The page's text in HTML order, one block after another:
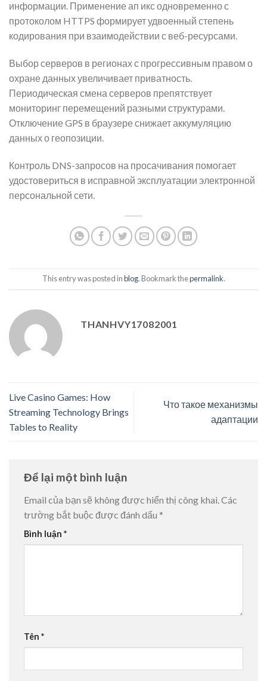
информации. Применение ап икс одновременно с
протоколом HTTPS формирует удвоенный степень
кодирования при взаимодействии с веб-ресурсами.
Выбор серверов в регионах с прогрессивным правом о
охране данных увеличивает приватность.
Периодическая смена серверов препятствует
мониторинг перемещений разными структурами.
Отключение GPS в браузере снижает аккумуляцию
данных о геопозиции.
Контроль DNS-запросов на просачивания помогает
удостовериться в исправной эксплуатации электронной
персональной сети.
This entry was posted inblog. Bookmark thepermalink.
THANHVY17082001
Live Casino Games: How
Streaming Technology Brings
Tables to Reality
Что такое механизмы
адаптации
Để lại một bình luận
Email của bạn sẽ không được hiển thị công khai. Các
trường bắt buộc được đánh dấu *
Bình luận *
Tên *